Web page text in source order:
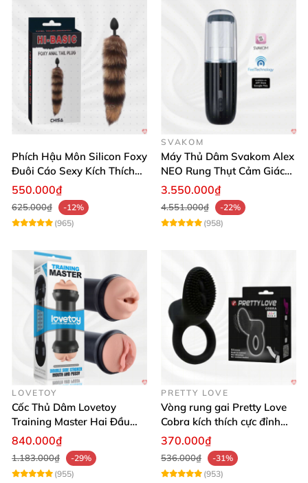
Phích Hậu Môn Silicon Foxy
Đuôi Cáo Sexy Kích Thích
Đỉnh Cao
550.000₫
625.000₫
-12%
(965)
SVAKOM
Máy Thủ Dâm Svakom Alex
NEO Rung Thụt Cảm Giác
Thật, App Điều Khiển
3.550.000₫
4.551.000₫
-22%
(958)
LOVETOY
Cốc Thủ Dâm Lovetoy
Training Master Hai Đầu
Siêu Thật, Tăng Khoái Cảm
840.000₫
1.183.000₫
-29%
(955)
PRETTY LOVE
Vòng rung gai Pretty Love
Cobra kích thích cực đỉnh
trải nghiệm
370.000₫
536.000₫
-31%
(953)